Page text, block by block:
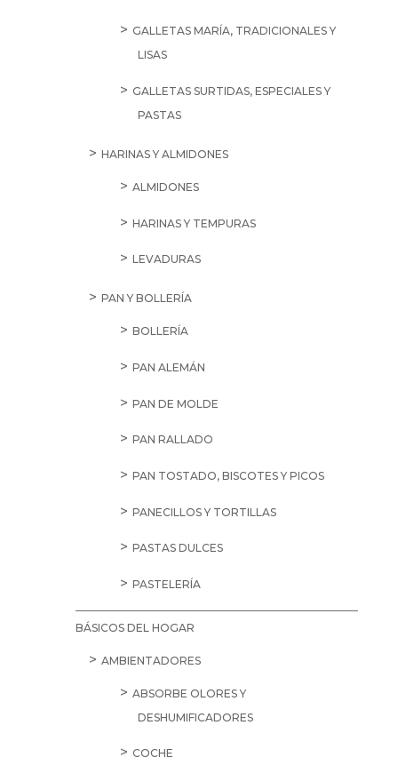
GALLETAS MARÍA, TRADICIONALES Y
LISAS
GALLETAS SURTIDAS, ESPECIALES Y
PASTAS
HARINAS Y ALMIDONES
ALMIDONES
HARINAS Y TEMPURAS
LEVADURAS
PAN Y BOLLERÍA
BOLLERÍA
PAN ALEMÁN
PAN DE MOLDE
PAN RALLADO
PAN TOSTADO, BISCOTES Y PICOS
PANECILLOS Y TORTILLAS
PASTAS DULCES
PASTELERÍA
BÁSICOS DEL HOGAR
AMBIENTADORES
ABSORBE OLORES Y
DESHUMIFICADORES
COCHE